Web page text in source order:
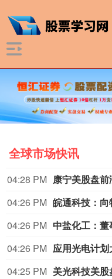
全球市场快讯
04:28 PM 康宁美股盘
04:26 PM
04:26 PM
04:26 PM
04:25 PM 美光科技美